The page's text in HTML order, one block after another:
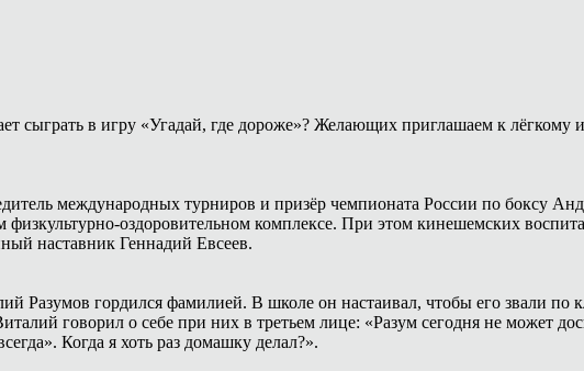
сыграть в игру «Угадай, где дороже»? Желающих приглашаем к
международных турниров и призёр чемпионата России по боксу
оздоровительном комплексе. При этом кинешемских
наставник Геннадий Евсеев.
Разумов гордился фамилией. В школе он настаивал, чтобы его звали по
говорил о себе при них в третьем лице: «Разум сегодня не может
Когда я хоть раз домашку делал?».